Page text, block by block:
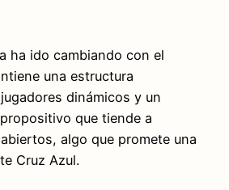
ha ido cambiando con el
una estructura
dinámicos y un
que tiende a
algo que promete una
Cruz Azul.